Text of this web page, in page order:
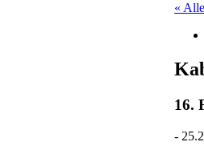
«
16.
-